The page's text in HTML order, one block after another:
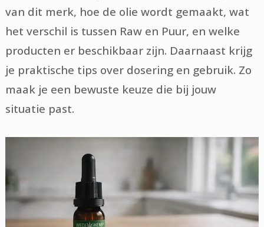
van dit merk, hoe de olie wordt gemaakt, wat
het verschil is tussen Raw en Puur, en welke
producten er beschikbaar zijn. Daarnaast krijg
je praktische tips over dosering en gebruik. Zo
maak je een bewuste keuze die bij jouw
situatie past.